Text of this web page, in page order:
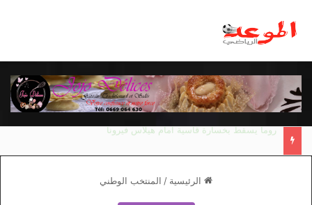
الرئيسية / المنتخب الوطني